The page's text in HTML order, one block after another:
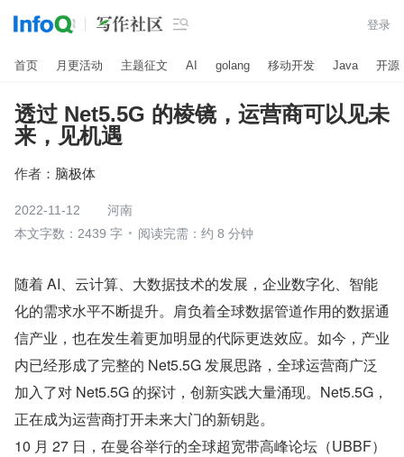
 登录
首页 月更活动 主题征文 AI golang 移动开发 Java 开源
透过 Net5.5G 的棱镜，运营商可以见未
来，见机遇
作者： 脑极体
2022-11-12
河南
本文字数：2439 字
阅读完需：约 8 分钟
随着 AI、云计算、大数据技术的发展，企业数字化、智能
化的需求水平不断提升。肩负着全球数据管道作用的数据通
信产业，也在发生着更加明显的代际更迭效应。如今，产业
内已经形成了完整的 Net5.5G 发展思路，全球运营商广泛
加入了对 Net5.5G 的探讨，创新实践大量涌现。Net5.5G，
正在成为运营商打开未来大门的新钥匙。
10 月 27 日，在曼谷举行的全球超宽带高峰论坛（UBBF）